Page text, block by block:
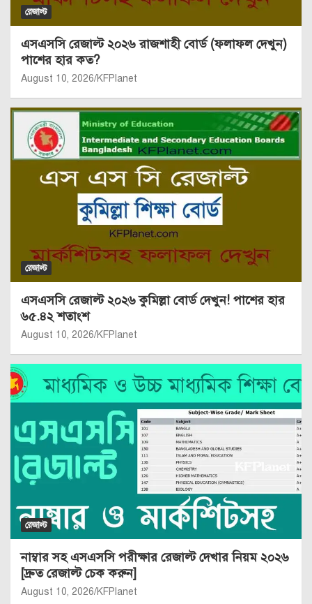
রেজাল্ট
এসএসসি রেজাল্ট ২০২৬ রাজশাহী বোর্ড (ফলাফল দেখুন)
পাশের হার কত?
August 10, 2026 KFPlanet
রেজাল্ট
এসএসসি রেজাল্ট ২০২৬ কুমিল্লা বোর্ড দেখুন! পাশের হার
৬৫.৪২ শতাংশ
August 10, 2026 KFPlanet
রেজাল্ট
নাম্বার সহ এসএসসি পরীক্ষার রেজাল্ট দেখার নিয়ম ২০২৬
[দ্রুত রেজাল্ট চেক করুন]
August 10, 2026 KFPlanet